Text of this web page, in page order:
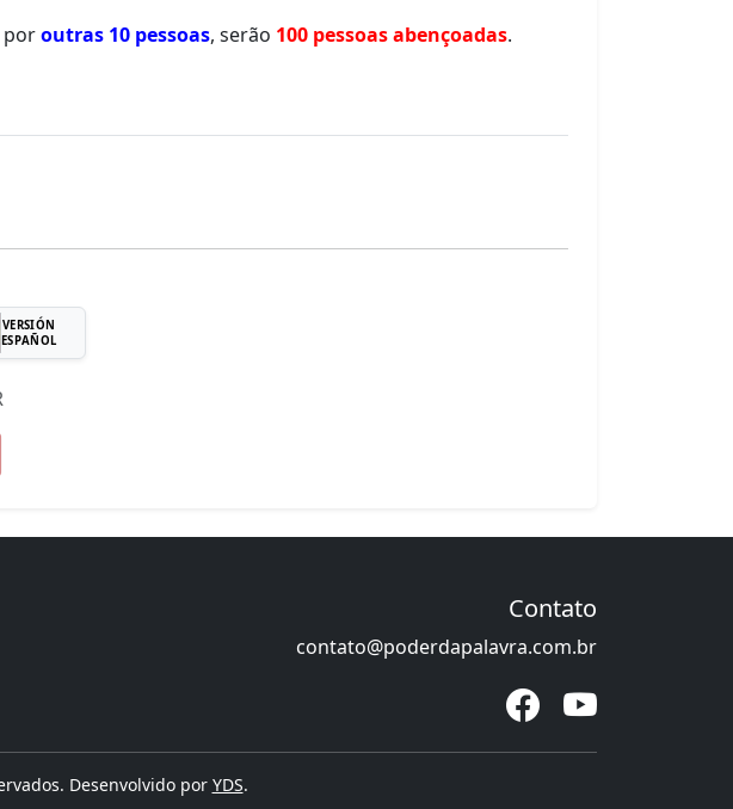
poroutras 10 pessoas, serão 100 pessoas abençoadas.
VERSIÓN
ESPAÑOL
Contato
contato@poderdapalavra.com.br
Desenvolvido por YDS.